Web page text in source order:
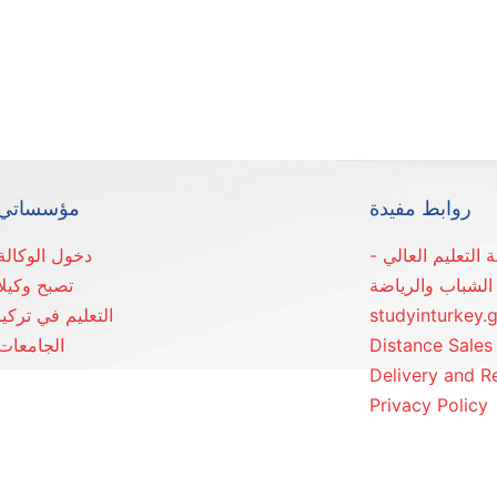
روابط مفيدة
الشباب والرياضة
Distance
Delivery and
Privacy Policy
دخول
تصبح
التعليم في